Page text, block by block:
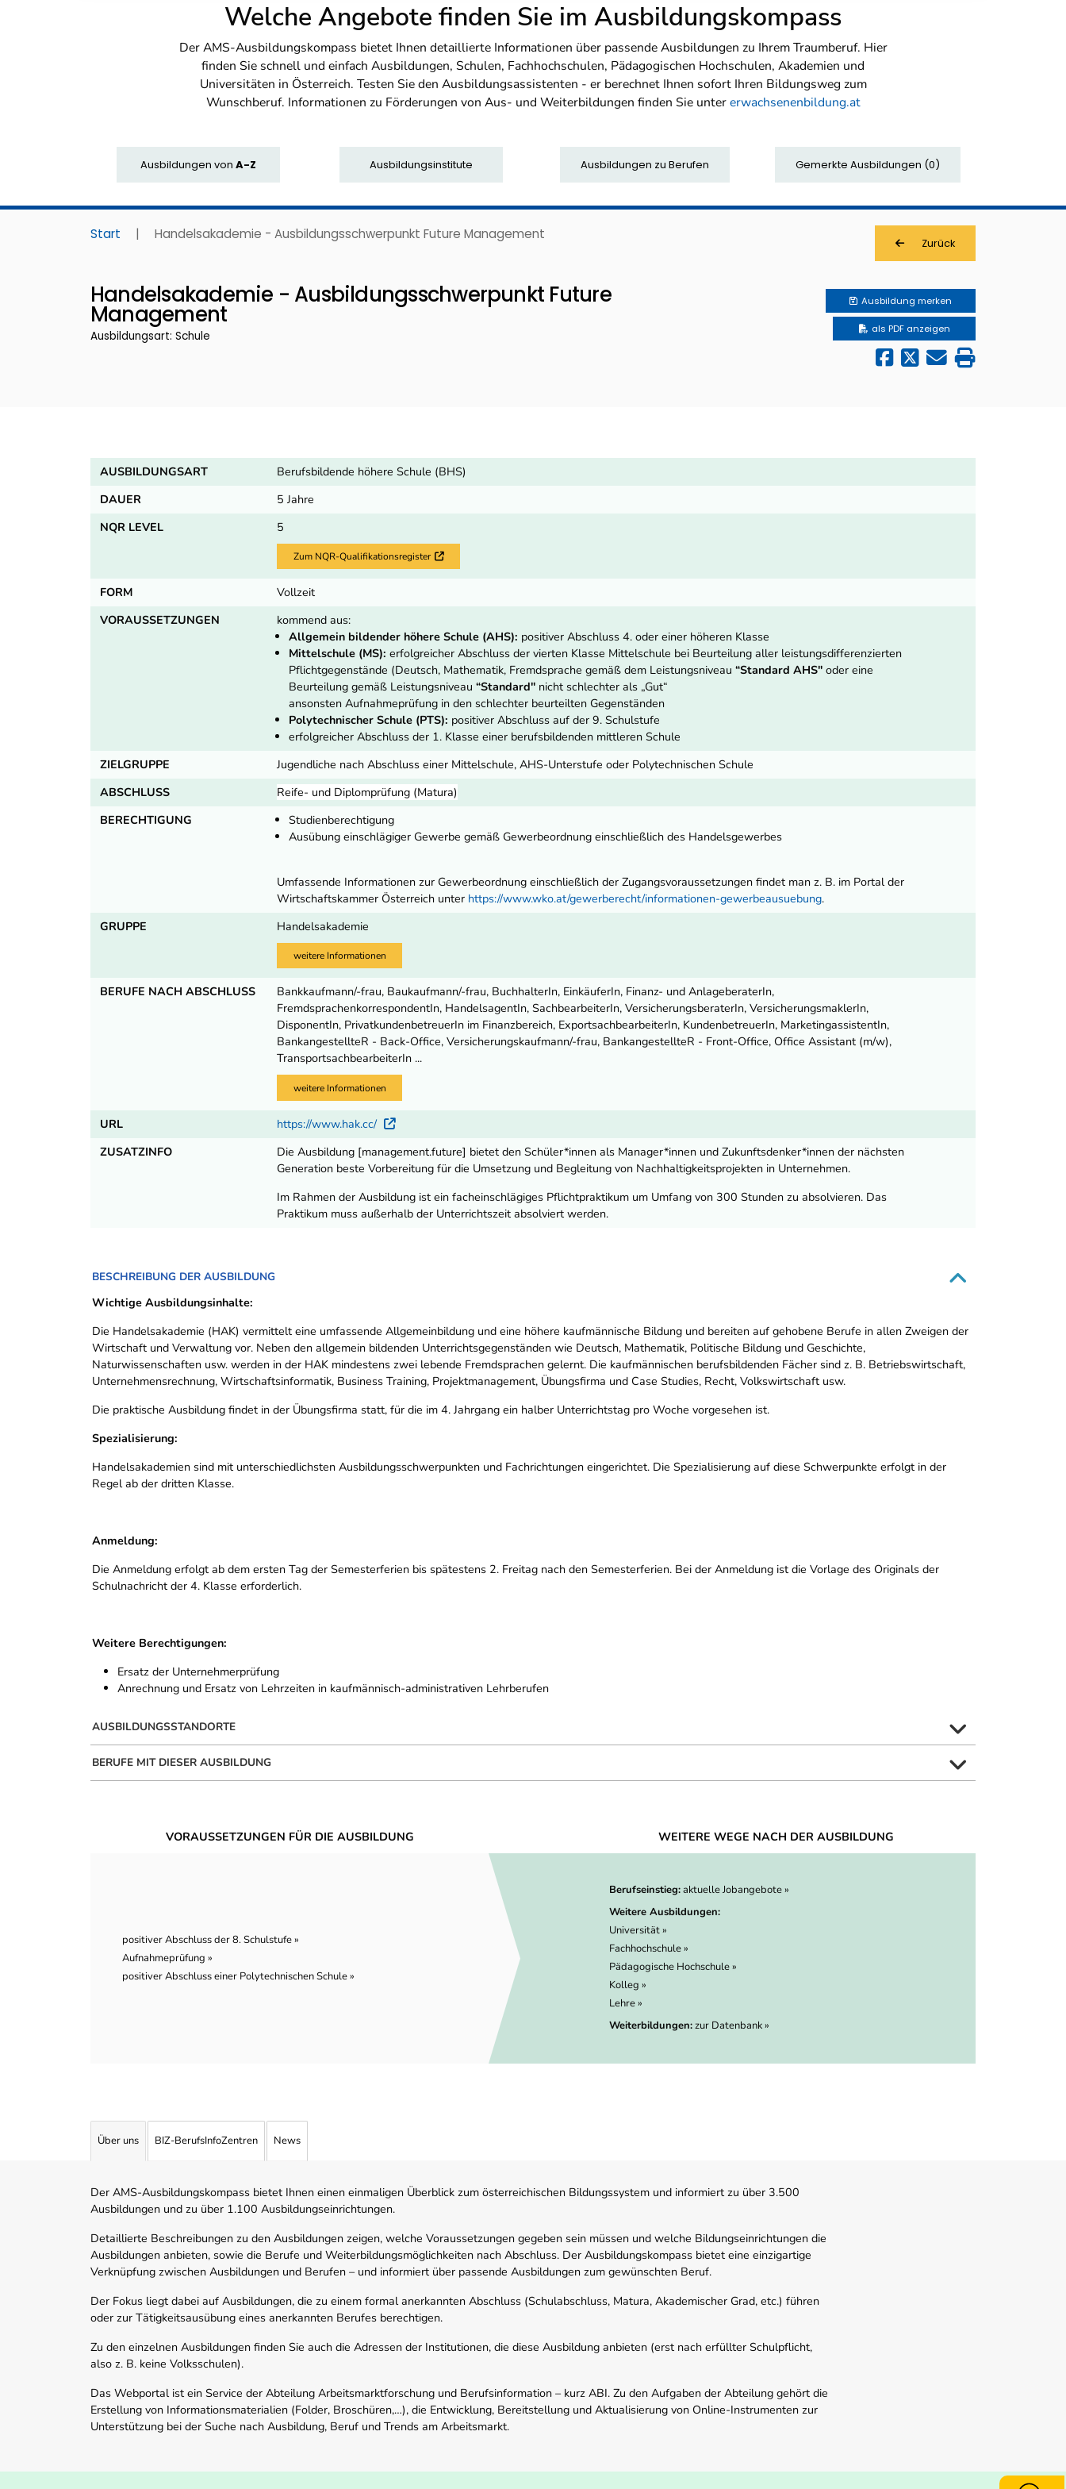
Welche Angebote finden Sie im Ausbildungskompass
Der AMS-Ausbildungskompass bietet Ihnen detaillierte Informationen über passende Ausbildungen zu Ihrem Traumberuf. Hier
finden Sie schnell und einfach Ausbildungen, Schulen, Fachhochschulen, Pädagogischen Hochschulen, Akademien und
Universitäten in Österreich. Testen Sie den Ausbildungsassistenten - er berechnet Ihnen sofort Ihren Bildungsweg zum
Wunschberuf. Informationen zu Förderungen von Aus- und Weiterbildungen finden Sie untererwachsenenbildung.at
Ausbildungen von A-Z Ausbildungsinstitute Ausbildungen zu Berufen Gemerkte Ausbildungen (0)
Start | Handelsakademie - Ausbildungsschwerpunkt Future Management
Zurück
Handelsakademie - Ausbildungsschwerpunkt Future
Management
Ausbildungsart: Schule
Ausbildung merken
als PDF anzeigen
AUSBILDUNGSART
Berufsbildende höhere Schule (BHS)
DAUER
5 Jahre
NQR LEVEL
5
Zum NQR-Qualifikationsregister Externer Link
FORM
Vollzeit
VORAUSSETZUNGEN
kommend aus:
Allgemein bildender höhere Schule (AHS): positiver Abschluss 4. oder einer höheren Klasse
Mittelschule (MS): erfolgreicher Abschluss der vierten Klasse Mittelschule bei Beurteilung aller leistungsdifferenzierten
Pflichtgegenstände (Deutsch, Mathematik, Fremdsprache gemäß dem Leistungsniveau“Standard AHS" oder eine
Beurteilung gemäß Leistungsniveau“Standard" nicht schlechter als „Gut“
ansonsten Aufnahmeprüfung in den schlechter beurteilten Gegenständen
Polytechnischer Schule (PTS): positiver Abschluss auf der 9. Schulstufe
erfolgreicher Abschluss der 1. Klasse einer berufsbildenden mittleren Schule
ZIELGRUPPE
Jugendliche nach Abschluss einer Mittelschule, AHS-Unterstufe oder Polytechnischen Schule
ABSCHLUSS
Reife- und Diplomprüfung (Matura)
BERECHTIGUNG
Studienberechtigung
Ausübung einschlägiger Gewerbe gemäß Gewerbeordnung einschließlich des Handelsgewerbes
Umfassende Informationen zur Gewerbeordnung einschließlich der Zugangsvoraussetzungen findet man z. B. im Portal der
Wirtschaftskammer Österreich unter https://www.wko.at/gewerberecht/informationen-gewerbeausuebung.
GRUPPE
Handelsakademie
weitere Informationen
BERUFE NACH ABSCHLUSS
Bankkaufmann/-frau, Baukaufmann/-frau, BuchhalterIn, EinkäuferIn, Finanz- und AnlageberaterIn,
FremdsprachenkorrespondentIn, HandelsagentIn, SachbearbeiterIn, VersicherungsberaterIn, VersicherungsmaklerIn,
DisponentIn, PrivatkundenbetreuerIn im Finanzbereich, ExportsachbearbeiterIn, KundenbetreuerIn, MarketingassistentIn,
BankangestellteR - Back-Office, Versicherungskaufmann/-frau, BankangestellteR - Front-Office, Office Assistant (m/w),
TransportsachbearbeiterIn ...
weitere Informationen
URL https://www.hak.cc/ Externer Link
ZUSATZINFO
Die Ausbildung [management.future] bietet den Schüler*innen als Manager*innen und Zukunftsdenker*innen der nächsten
Generation beste Vorbereitung für die Umsetzung und Begleitung von Nachhaltigkeitsprojekten in Unternehmen.
Im Rahmen der Ausbildung ist ein facheinschlägiges Pflichtpraktikum um Umfang von 300 Stunden zu absolvieren. Das
Praktikum muss außerhalb der Unterrichtszeit absolviert werden.
BESCHREIBUNG DER AUSBILDUNG
Wichtige Ausbildungsinhalte:
Die Handelsakademie (HAK) vermittelt eine umfassende Allgemeinbildung und eine höhere kaufmännische Bildung und bereiten auf gehobene Berufe in allen Zweigen der
Wirtschaft und Verwaltung vor. Neben den allgemein bildenden Unterrichtsgegenständen wie Deutsch, Mathematik, Politische Bildung und Geschichte,
Naturwissenschaften usw. werden in der HAK mindestens zwei lebende Fremdsprachen gelernt. Die kaufmännischen berufsbildenden Fächer sind z. B. Betriebswirtschaft,
Unternehmensrechnung, Wirtschaftsinformatik, Business Training, Projektmanagement, Übungsfirma und Case Studies, Recht, Volkswirtschaft usw.
Die praktische Ausbildung findet in der Übungsfirma statt, für die im 4. Jahrgang ein halber Unterrichtstag pro Woche vorgesehen ist.
Spezialisierung:
Handelsakademien sind mit unterschiedlichsten Ausbildungsschwerpunkten und Fachrichtungen eingerichtet. Die Spezialisierung auf diese Schwerpunkte erfolgt in der
Regel ab der dritten Klasse.
Anmeldung:
Die Anmeldung erfolgt ab dem ersten Tag der Semesterferien bis spätestens 2. Freitag nach den Semesterferien. Bei der Anmeldung ist die Vorlage des Originals der
Schulnachricht der 4. Klasse erforderlich.
Weitere Berechtigungen:
Ersatz der Unternehmerprüfung
Anrechnung und Ersatz von Lehrzeiten in kaufmännisch-administrativen Lehrberufen
AUSBILDUNGSSTANDORTE
BERUFE MIT DIESER AUSBILDUNG
VORAUSSETZUNGEN FÜR DIE AUSBILDUNG
positiver Abschluss der 8. Schulstufe »
Aufnahmeprüfung »
positiver Abschluss einer Polytechnischen Schule »
WEITERE WEGE NACH DER AUSBILDUNG
Berufseinstieg:aktuelle Jobangebote »
Weitere Ausbildungen:
Universität »
Fachhochschule »
Pädagogische Hochschule »
Kolleg »
Lehre »
Weiterbildungen:zur Datenbank »
Über uns BIZ-BerufsInfoZentren News
Der AMS-Ausbildungskompass bietet Ihnen einen einmaligen Überblick zum österreichischen Bildungssystem und informiert zu über 3.500
Ausbildungen und zu über 1.100 Ausbildungseinrichtungen.
Detaillierte Beschreibungen zu den Ausbildungen zeigen, welche Voraussetzungen gegeben sein müssen und welche Bildungseinrichtungen die
Ausbildungen anbieten, sowie die Berufe und Weiterbildungsmöglichkeiten nach Abschluss. Der Ausbildungskompass bietet eine einzigartige
Verknüpfung zwischen Ausbildungen und Berufen – und informiert über passende Ausbildungen zum gewünschten Beruf.
Der Fokus liegt dabei auf Ausbildungen, die zu einem formal anerkannten Abschluss (Schulabschluss, Matura, Akademischer Grad, etc.) führen
oder zur Tätigkeitsausübung eines anerkannten Berufes berechtigen.
Zu den einzelnen Ausbildungen finden Sie auch die Adressen der Institutionen, die diese Ausbildung anbieten (erst nach erfüllter Schulpflicht,
also z. B. keine Volksschulen).
Das Webportal ist ein Service der Abteilung Arbeitsmarktforschung und Berufsinformation – kurz ABI. Zu den Aufgaben der Abteilung gehört die
Erstellung von Informationsmaterialien (Folder, Broschüren,…), die Entwicklung, Bereitstellung und Aktualisierung von Online-Instrumenten zur
Unterstützung bei der Suche nach Ausbildung, Beruf und Trends am Arbeitsmarkt.